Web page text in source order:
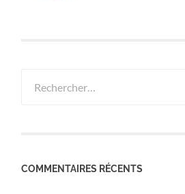
COMMENTAIRES RÉCENTS